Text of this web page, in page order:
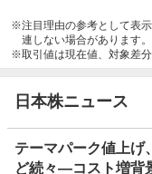
注目理由の参考として表
連しない場合があります。
取引値は現在値、対象差
日本株ニュース
テーマパーク値上げ
ど続々―コスト増背